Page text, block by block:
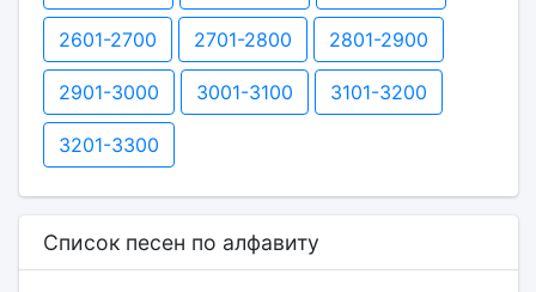
2601-2700 2701-2800 2801-2900
2901-3000 3001-3100 3101-3200
3201-3300
Список песен по алфавиту